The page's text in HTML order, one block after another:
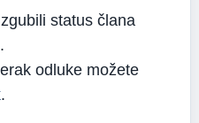
status člana
.
odluke možete
.